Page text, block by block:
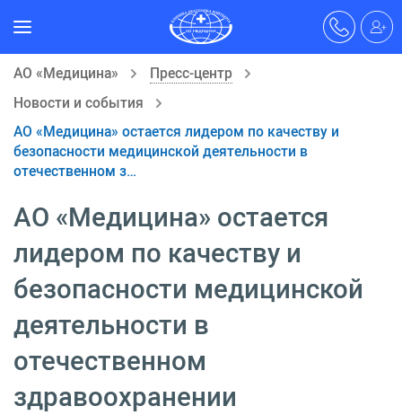
АО «Медицина»
Пресс-центр
Новости и события
АО «Медицина» остается лидером по качеству и
безопасности медицинской деятельности в
отечественном з…
АО «Медицина» остается
лидером по качеству и
безопасности медицинской
деятельности в
отечественном
здравоохранении